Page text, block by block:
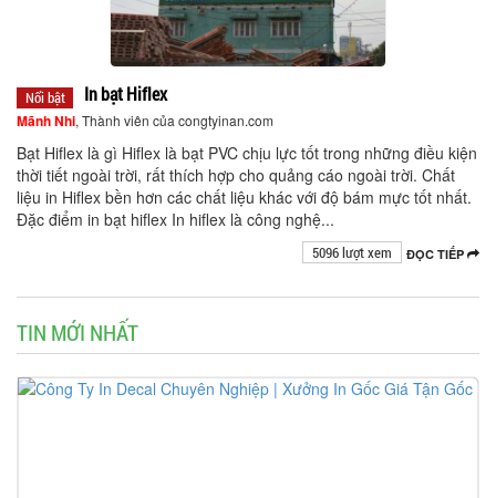
Nổi bật In bạt Hiflex
Mãnh Nhi, Thành viên của congtyinan.com
Bạt Hiflex là gì Hiflex là bạt PVC chịu lực tốt trong những điều kiện
thời tiết ngoài trời, rất thích hợp cho quảng cáo ngoài trời. Chất
liệu in Hiflex bền hơn các chất liệu khác với độ bám mực tốt nhất.
Đặc điểm in bạt hiflex In hiflex là công nghệ...
ĐỌC TIẾP
5096 lượt xem
TIN MỚI NHẤT